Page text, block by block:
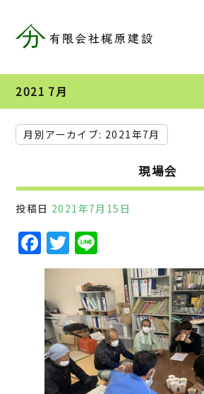
2021 7月
月別アーカイブ: 2021年7月
現場会
投稿日 2021年7月15日
F
a
e
b
o
o
T
w
it
te
r
n
e